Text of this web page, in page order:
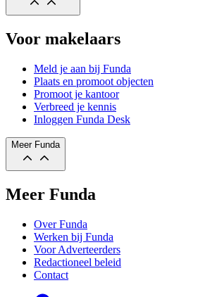
Voor makelaars
Meld je aan bij Funda
Plaats en promoot objecten
Promoot je kantoor
Verbreed je kennis
Inloggen Funda Desk
Meer Funda
Meer Funda
Over Funda
Werken bij Funda
Voor Adverteerders
Redactioneel beleid
Contact